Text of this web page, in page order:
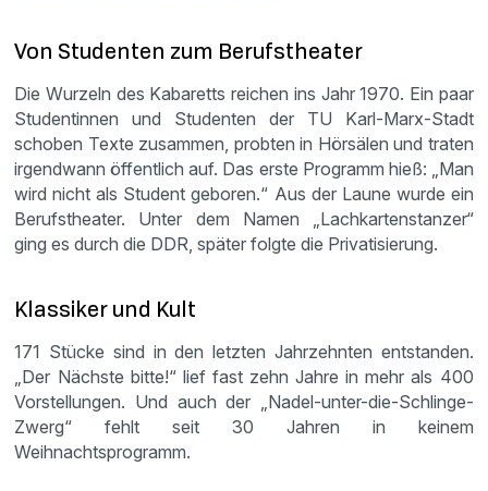
Von Studenten zum Berufstheater
Die Wurzeln des Kabaretts reichen ins Jahr 1970. Ein paar
Studentinnen und Studenten der TU Karl-Marx-Stadt
schoben Texte zusammen, probten in Hörsälen und traten
irgendwann öffentlich auf. Das erste Programm hieß: „Man
wird nicht als Student geboren.“ Aus der Laune wurde ein
Berufstheater. Unter dem Namen „Lachkartenstanzer“
ging es durch die DDR, später folgte die Privatisierung.
Klassiker und Kult
171 Stücke sind in den letzten Jahrzehnten entstanden.
„Der Nächste bitte!“ lief fast zehn Jahre in mehr als 400
Vorstellungen. Und auch der „Nadel-unter-die-Schlinge-
Zwerg“ fehlt seit 30 Jahren in keinem
Weihnachtsprogramm.